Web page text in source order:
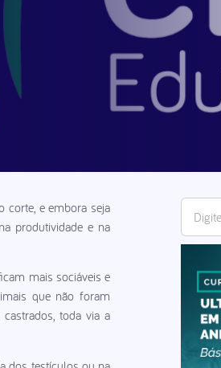
corte, e embora seja
produtividade e na
mais sociáveis e
que não foram
toda via a